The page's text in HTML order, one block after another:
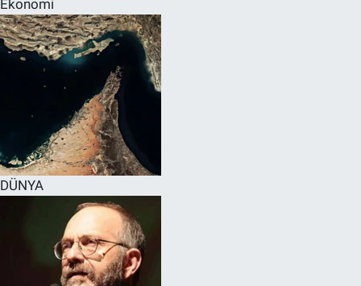
Ekonomi
DÜNYA
SPOR
RESMİ İLANLAR